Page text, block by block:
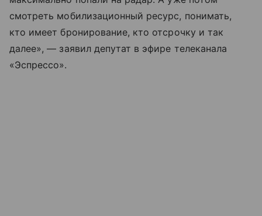
смотреть мобилизационный ресурс, понимать,
кто имеет бронирование, кто отсрочку и так
далее», — заявил депутат в эфире телеканала
«Эспрессо».